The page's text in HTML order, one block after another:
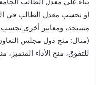
بناءً على معدل الطالب
أو بحسب معدل الطالب في
مستجد، ومعايير أخرى بحسب
(مثال: منح دول مجلس
للتفوق، منح الأداء